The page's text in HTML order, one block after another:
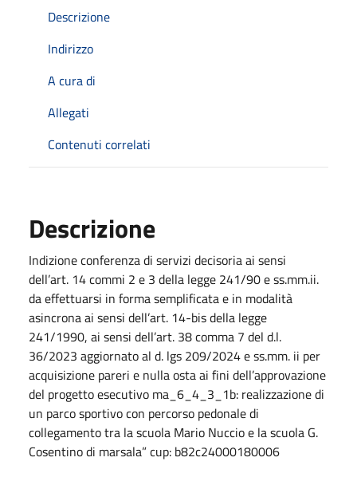
Descrizione
Indirizzo
A cura di
Allegati
Contenuti correlati
Descrizione
Indizione conferenza di servizi decisoria ai sensi
dell’art. 14 commi 2 e 3 della legge 241/90 e ss.mm.ii.
da effettuarsi in forma semplificata e in modalità
asincrona ai sensi dell’art. 14-bis della legge
241/1990, ai sensi dell’art. 38 comma 7 del d.l.
36/2023 aggiornato al d. lgs 209/2024 e ss.mm. ii per
acquisizione pareri e nulla osta ai fini dell’approvazione
del progetto esecutivo ma_6_4_3_1b: realizzazione di
un parco sportivo con percorso pedonale di
collegamento tra la scuola Mario Nuccio e la scuola G.
Cosentino di marsala” cup: b82c24000180006